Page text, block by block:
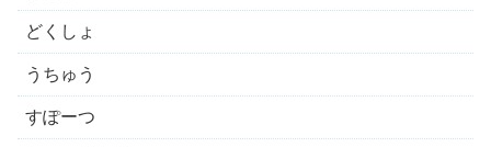
どくしょ
うちゅう
すぽーつ